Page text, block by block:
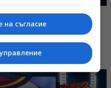
на съгласие